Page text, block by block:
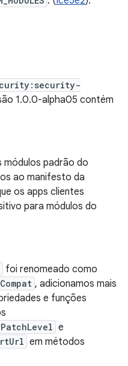
1.0.0-alpha05 contém
módulos padrão do
ao manifesto da
os apps clientes
para módulos do
foi renomeado como
, adicionamos mais
e funções
e
em métodos